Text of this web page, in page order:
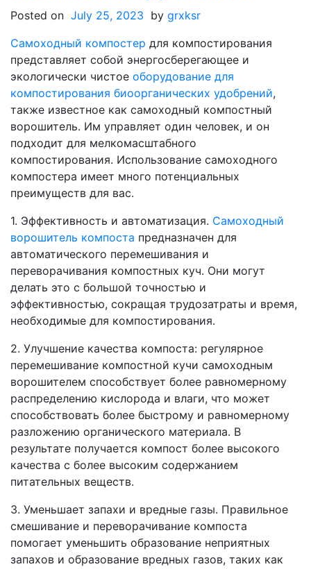
решение
вашей
фермы
Posted on July 25, 2023 by grxksr
Cамоходный компостер для компостирования
представляет собой энергосберегающее и
экологически чистое оборудование для
компостирования биоорганических удобрений,
также известное как самоходный компостный
ворошитель. Им управляет один человек, и он
подходит для мелкомасштабного
компостирования. Использование самоходного
компостера имеет много потенциальных
преимуществ для вас.
1. Эффективность и автоматизация. Самоходный
ворошитель компоста предназначен для
автоматического перемешивания и
переворачивания компостных куч. Они могут
делать это с большой точностью и
эффективностью, сокращая трудозатраты и время,
необходимые для компостирования.
2. Улучшение качества компоста: регулярное
перемешивание компостной кучи самоходным
ворошителем способствует более равномерному
распределению кислорода и влаги, что может
способствовать более быстрому и равномерному
разложению органического материала. В
результате получается компост более высокого
качества с более высоким содержанием
питательных веществ.
3. Уменьшает запахи и вредные газы. Правильное
смешивание и переворачивание компоста
помогает уменьшить образование неприятных
запахов и образование вредных газов, таких как